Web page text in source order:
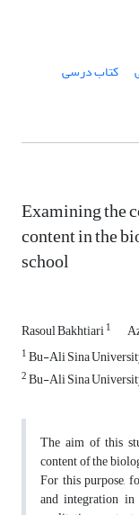
کتاب درسی
Examining the
content in the
school
Rasoul Bakhtiari1
1Bu-Ali Sina
2Bu-Ali Sina
The aim of this
content of the
For this purpose,
and integration